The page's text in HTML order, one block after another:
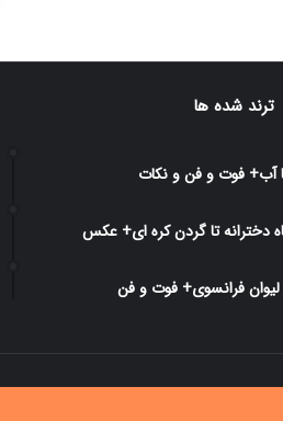
ترند شده ها
آب+ فوت و فن و نکات
لیوان فرانسوی+ فوت و فن